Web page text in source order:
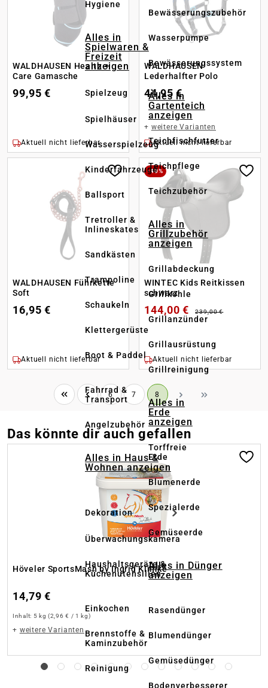
Hygiene
Alles in
Spielwaren &
Freizeit
anzeigen
Spielzeug
Spielhäuser
Wasserspielzeug
Kinderfahrzeuge
Ballsport
Tretroller &
Inlineskates
Sandkästen
Trampoline
Schaukeln
Klettergerüste
Boot & Paddel
Fahrrad &
Transport
Angelzubehör
Alles in Haus &
Wohnen anzeigen
Dekoration
Überwachungskamera
Haushaltsgeräte &
Küchenutensilien
Einkochen
Brennstoffe &
Kaminzubehör
Reinigung
Bewässerungszubehör
Wasserpumpe
Bewässerungssystem
Alles in
Gartenteich
anzeigen
Teichfischfutter
Teichpflege
Teichzubehör
Alles in
Grillzubehör
anzeigen
Grillabdeckung
Grillkohle
Grillanzünder
Grillausrüstung
Grillreinigung
Alles in
Erde
anzeigen
Torffreie
Erde
Blumenerde
Spezialerde
Gemüseerde
Alles in Dünger
anzeigen
Rasendünger
Blumendünger
Gemüsedünger
Bodenverbesserer
WALDHAUSEN Health +
Care Gamasche
99,95 €
Aktuell nicht lieferbar
WALDHAUSEN
Lederhalfter Polo
44,95 €
+ weitere Varianten
Aktuell nicht lieferbar
WALDHAUSEN Führkette
Soft
16,95 €
Aktuell nicht lieferbar
-40%
WINTEC Kids Reitkissen
schwarz
144,00 € 239,00 €
Aktuell nicht lieferbar
Seite
6 Seite
7 Seite
8
Das könnte dir auch gefallen
Höveler SportsMash by Ingrid Klimke
14,79 €
Inhalt: 5 kg(2,96 € / 1 kg)
+ weitere Varianten